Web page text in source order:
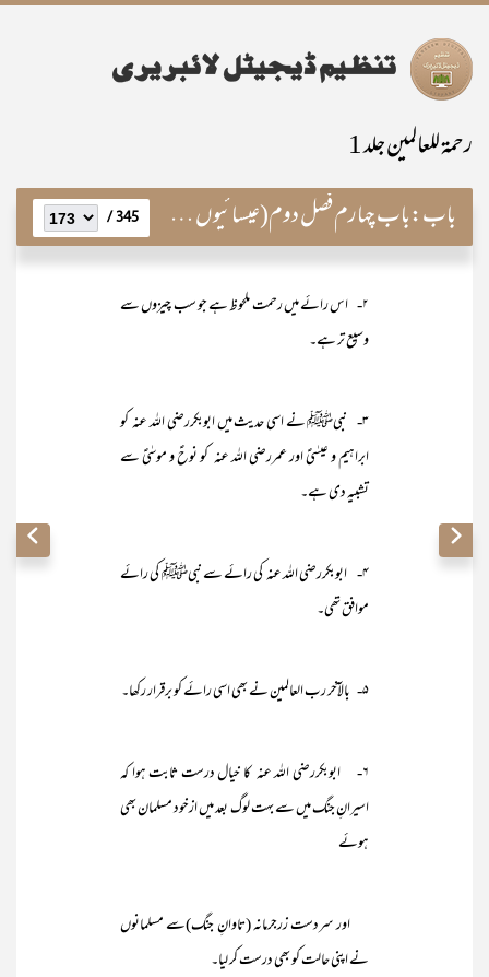
رحمۃ للعالمین جلد 1
باب:باب چہارم فصل دوم(عیسائیوں سے معاملات) 345 /
۲- اس رائے میں رحمت ملحوظ ہے جو سب چیزوں سے
وسیع تر ہے۔
۳- نبیﷺ نے اسی حدیث میں ابوبکررضی اللہ عنہ کو
ابراہیم و عیسٰیؑ اور عمررضی اللہ عنہ کو نوحؑ و موسٰیؑ سے
تشبیہ دی ہے۔
۴- ابوبکررضی اللہ عنہ کی رائے سے نبیﷺ کی رائے
موافق تھی۔
۵- بالآخر رب العالمین نے بھی اسی رائے کو برقرار رکھا۔
۶- ابوبکررضی اللہ عنہ کا خیال درست ثابت ہوا کہ
اسیرانِ جنگ میں سے بہت لوگ بعد میں ازخود مسلمان بھی
ہوئے
اور سردست زرجرمانہ (تاوانِ جنگ)سے مسلمانوں
نے اپنی حالت کو بھی درست کر لیا۔